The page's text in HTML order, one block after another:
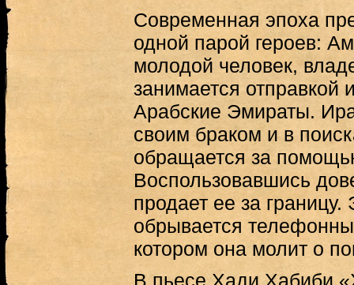
Современная эпоха
одной парой героев:
молодой человек,
занимается отправкой
Арабские Эмираты.
своим браком и в
обращается за
Воспользовавшись
продает ее за
обрывается
котором она молит о
В пьесе Хади Хабиби